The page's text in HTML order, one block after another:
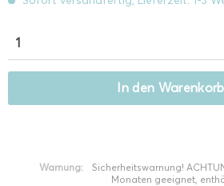
In den Warenkorb
Warnung:
Sicherheitswarnung!
Monaten geeignet,